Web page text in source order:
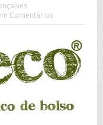
Comentários